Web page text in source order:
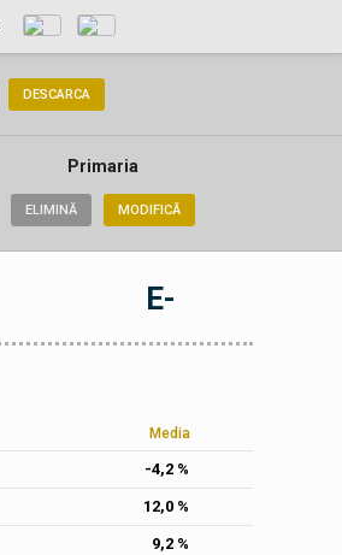
DESCARCA
Primaria
ELIMINĂ MODIFICĂ
E-
Media
-4,2 %
12,0 %
9,2 %